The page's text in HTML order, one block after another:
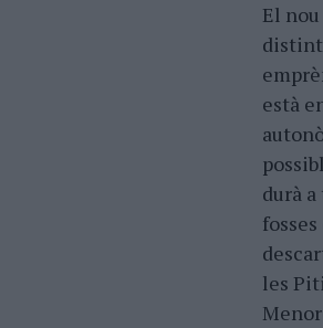
El
està
durà
les